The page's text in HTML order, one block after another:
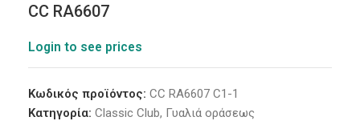
CC RA6607
Login to see prices
Κωδικός προϊόντος: CC RA6607 C1-1
Κατηγορία: Classic Club, Γυαλιά οράσεως